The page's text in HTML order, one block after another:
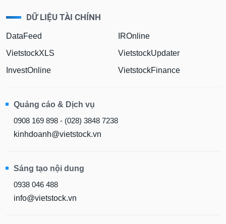
DỮ LIỆU TÀI CHÍNH
DataFeed
VietstockXLS
InvestOnline
IROnline
VietstockUpdater
VietstockFinance
Quảng cáo & Dịch vụ
0908 169 898 - (028) 3848 7238
kinhdoanh@vietstock.vn
Sáng tạo nội dung
0938 046 488
info@vietstock.vn